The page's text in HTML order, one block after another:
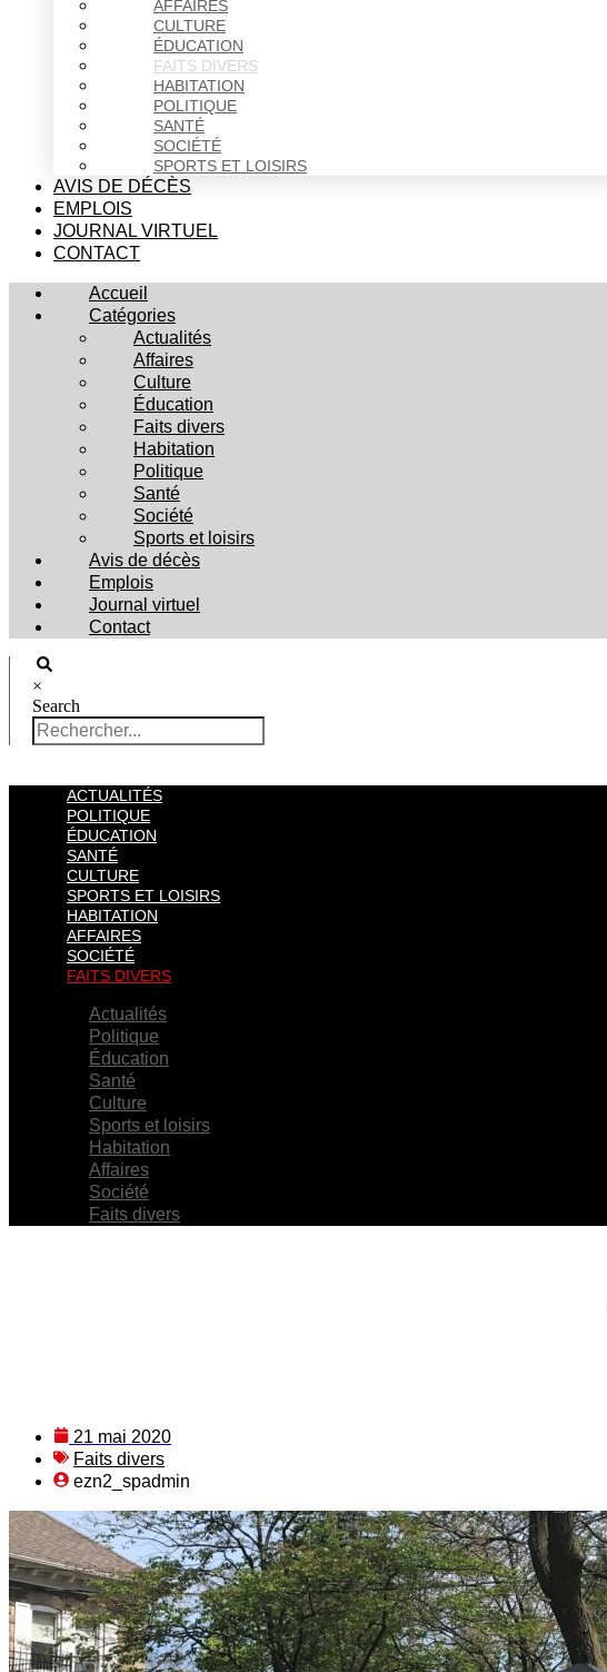
AFFAIRES
CULTURE
ÉDUCATION
FAITS DIVERS
HABITATION
POLITIQUE
SANTÉ
SOCIÉTÉ
SPORTS ET LOISIRS
AVIS DE DÉCÈS
EMPLOIS
JOURNAL VIRTUEL
CONTACT
Accueil
Catégories
Actualités
Affaires
Culture
Éducation
Faits divers
Habitation
Politique
Santé
Société
Sports et loisirs
Avis de décès
Emplois
Journal virtuel
Contact
×
Search
ACTUALITÉS
POLITIQUE
ÉDUCATION
SANTÉ
CULTURE
SPORTS ET LOISIRS
HABITATION
AFFAIRES
SOCIÉTÉ
FAITS DIVERS
Actualités
Politique
Éducation
Santé
Culture
Sports et loisirs
Habitation
Affaires
Société
Faits divers
21 mai 2020
Faits divers
ezn2_spadmin